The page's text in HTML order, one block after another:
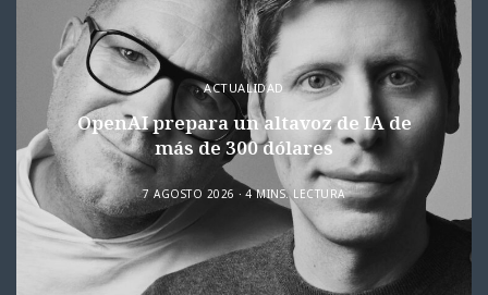
ACTUALIDAD
OpenAI prepara un altavoz de IA de
más de 300 dólares
7 AGOSTO 2026 4 MINS. LECTURA